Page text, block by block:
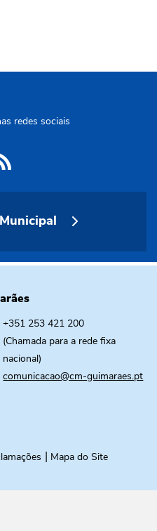
redes sociais
+351 253 421 200
(Chamada para a rede fixa
nacional)
comunicacao@cm-guimaraes.pt
Mapa do Site